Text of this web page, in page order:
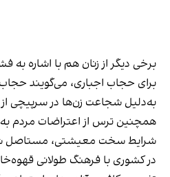
برخی دیگر از زنان هم با اشاره به
برای حجاب اجباری، می‌گویند
به‌دلیل شجاعت زن‌ها در سرپیچی
همچنین ترس از اعتراضات مردم
شرایط سخت معیشتی، مستاصل
در کشوری با فرهنگ طولانی